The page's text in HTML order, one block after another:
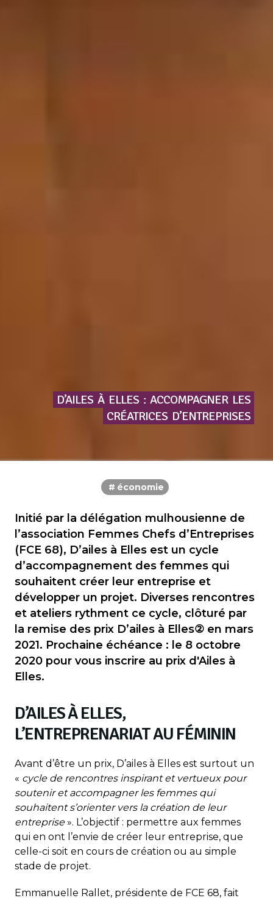
D’AILES À ELLES : ACCOMPAGNER LES
CRÉATRICES D’ENTREPRISES
économie
Initié par la délégation mulhousienne de
l’association Femmes Chefs d’Entreprises
(FCE 68), D’ailes à Elles est un cycle
d’accompagnement des femmes qui
souhaitent créer leur entreprise et
développer un projet. Diverses rencontres
et ateliers rythment ce cycle, clôturé par
la remise des prix D’ailes à Elles② en mars
2021. Prochaine échéance : le 8 octobre
2020 pour vous inscrire au prix d'Ailes à
Elles.
D’AILES À ELLES,
L’ENTREPRENARIAT AU FÉMININ
Avant d’être un prix, D’ailes à Elles est surtout un
« cycle de rencontres inspirant et vertueux pour
soutenir et accompagner les femmes qui
souhaitent s’orienter vers la création de leur
entreprise». L’objectif : permettre aux femmes
qui en ont l’envie de créer leur entreprise, que
celle-ci soit en cours de création ou au simple
stade de projet.
Emmanuelle Rallet, présidente de FCE 68, fait